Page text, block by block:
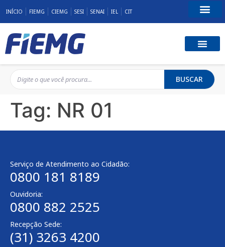
INÍCIO FIEMG CIEMG SESI SENAI IEL CIT
BUSCAR
Tag: NR 01
Serviço de Atendimento ao Cidadão:
0800 181 8189
Ouvidoria:
0800 882 2525
Recepção Sede:
(31) 3263 4200